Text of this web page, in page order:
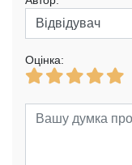
Оцінка: